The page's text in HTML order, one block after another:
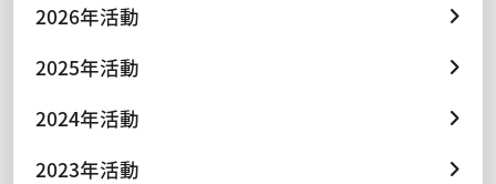
2026年活動
2025年活動
2024年活動
2023年活動